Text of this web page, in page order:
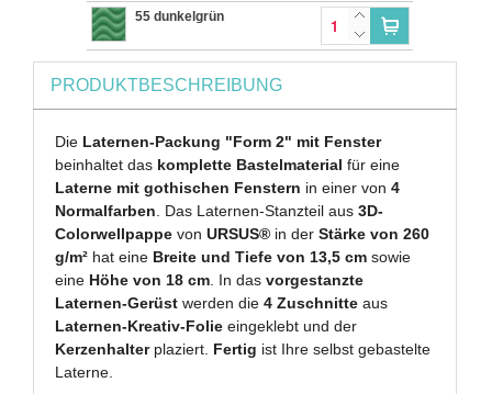
55 dunkelgrün
PRODUKTBESCHREIBUNG
Die Laternen-Packung "Form 2" mit Fenster
beinhaltet das komplette Bastelmaterial für eine
Laterne mit gothischen Fenstern in einer von4
Normalfarben . Das Laternen-Stanzteil aus3D-
Colorwellpappe vonURSUS® in derStärke von 260
g/m² hat eine Breite und Tiefe von 13,5 cm sowie
eine Höhe von 18 cm . In dasvorgestanzte
Laternen-Gerüst werden die4 Zuschnitte aus
Laternen-Kreativ-Folie eingeklebt und der
Kerzenhalterplaziert. Fertig ist Ihre selbst gebastelte
Laterne.